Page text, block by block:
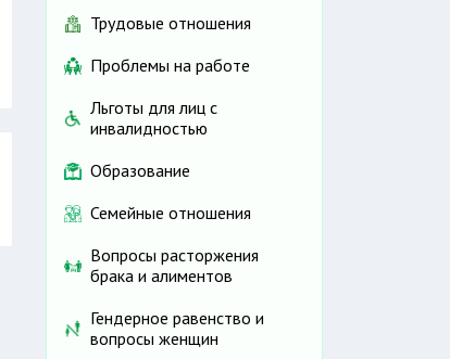
Трудовые отношения
Проблемы на работе
Льготы для лиц с
инвалидностью
Образование
Семейные отношения
Вопросы расторжения
брака и алиментов
Гендерное равенство и
вопросы женщин